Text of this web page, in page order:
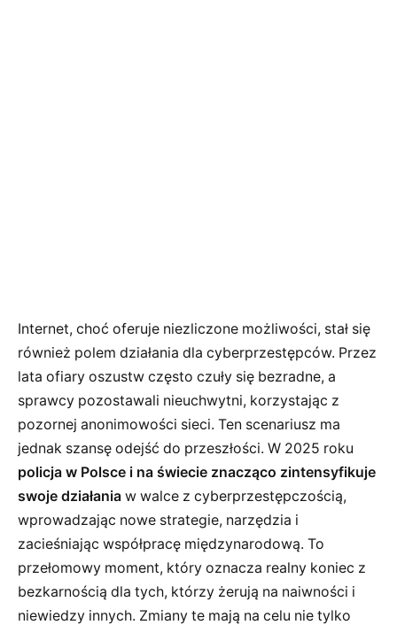
Internet, choć oferuje niezliczone możliwości, stał się
również polem działania dla cyberprzestępców. Przez
lata ofiary oszustw często czuły się bezradne, a
sprawcy pozostawali nieuchwytni, korzystając z
pozornej anonimowości sieci. Ten scenariusz ma
jednak szansę odejść do przeszłości. W 2025 roku
policja w Polsce i na świecie znacząco zintensyfikuje
swoje działania w walce z cyberprzestępczością,
wprowadzając nowe strategie, narzędzia i
zacieśniając współpracę międzynarodową. To
przełomowy moment, który oznacza realny koniec z
bezkarnością dla tych, którzy żerują na naiwności i
niewiedzy innych. Zmiany te mają na celu nie tylko